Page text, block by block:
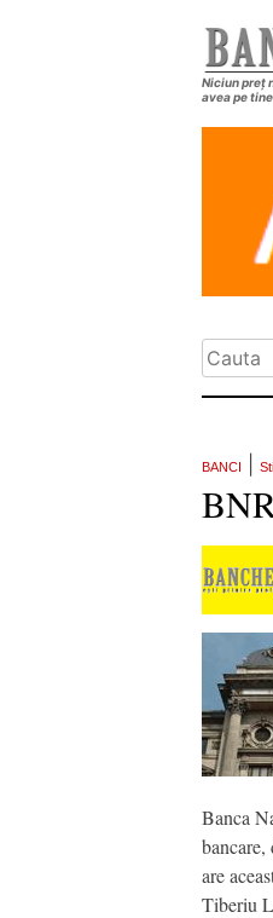
Niciun preț
avea pe
BANCI
Banca
are
Tiberiu